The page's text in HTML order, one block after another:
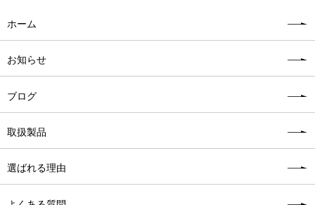
ホーム
お知らせ
ブログ
取扱製品
選ばれる理由